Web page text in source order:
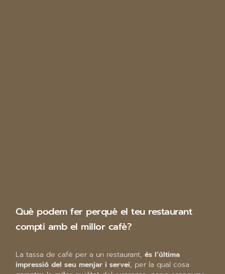
Què podem fer perquè el teu restaurant
compti amb el millor cafè?
La tassa de cafè per a un restaurant,és l’última
impressió del seu menjar i servei, per la qual cosa